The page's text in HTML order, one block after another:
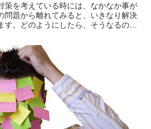
策を考えている時には、なかなか事が
問題から離れてみると、いきなり解決
。どのようにしたら、そうなるので
暮らせるのに・・ということもあるで